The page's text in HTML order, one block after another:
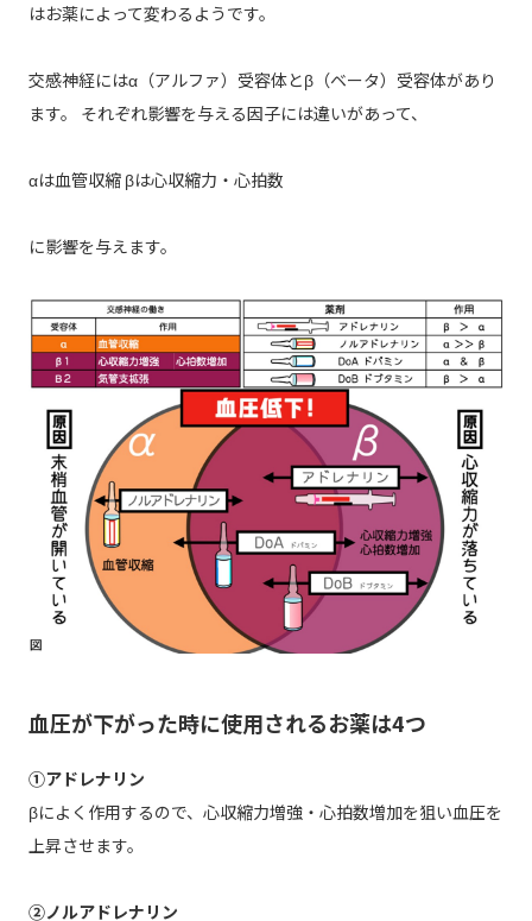
はお薬によって変わるようです。
交感神経にはα（アルファ）受容体とβ（ベータ）受容体があり
ます。 それぞれ影響を与える因子には違いがあって、
αは血管収縮 βは心収縮力・心拍数
に影響を与えます。
血圧が下がった時に使用されるお薬は4つ
①アドレナリン
βによく作用するので、心収縮力増強・心拍数増加を狙い血圧を
上昇させます。
②ノルアドレナリン